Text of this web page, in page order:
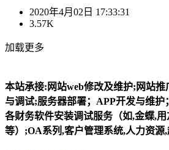
2020年4月02日 17:33:31
3.57K
加载更多
本站承接:网站web修改及维护;网站推
与调试;服务器部署；APP开发与维护；
各财务软件安装调试服务（如,金蝶,
等）;OA系列,客户管理系统,人力资源